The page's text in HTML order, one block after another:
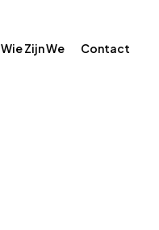
Wie Zijn We Contact